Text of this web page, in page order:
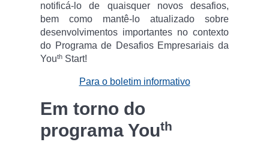
notificá-lo de quaisquer novos desafios,
bem como mantê-lo atualizado sobre
desenvolvimentos importantes no contexto
do Programa de Desafios Empresariais da
Youth Start!
Para o boletim informativo
Em torno do
programa Youth